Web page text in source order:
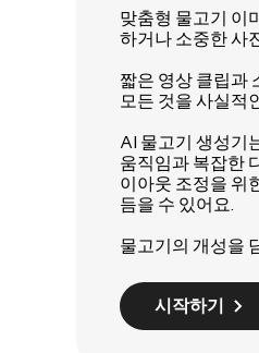
맞춤형 물고기 이
하거나 소중한 사
짧은 영상 클립과
모든 것을 사실적
AI 물고기 생성기
움직임과 복잡한
이아웃 조정을 위
듬을 수 있어요.
물고기의 개성을
시작하기